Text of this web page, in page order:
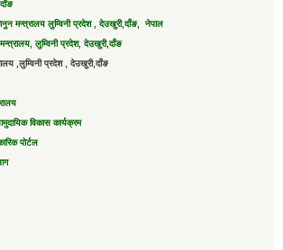
मन्त्रालय लुम्विनी प्रदेश , देउखुरी,दाँङ, नेपाल
मन्त्रालय, लुम्विनी प्रदेश, देउखुरी,दाँङ
,लुम्विनी प्रदेश , देउखुरी,दाँङ
विकास कार्यक्रम
पोर्टल